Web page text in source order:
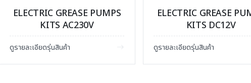
ELECTRIC GREASE PUMPS
KITS AC230V
ดูรายละเอียดรุ่นสินค้า
ELECTRIC GREASE
KITS DC12V
ดูรายละเอียดรุ่นสินค้า